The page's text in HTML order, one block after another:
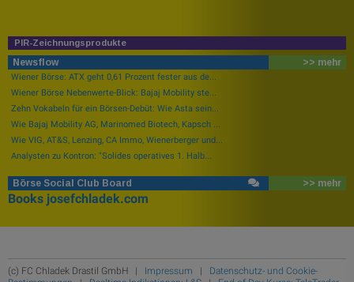
PIR-Zeichnungsprodukte
Newsflow >> mehr
Wiener Börse: ATX geht 0,61 Prozent fester aus de...
Wiener Börse Nebenwerte-Blick: Bajaj Mobility ste...
Zehn Vokabeln für ein Börsen-Debüt: Wie Asta sein...
Wie Bajaj Mobility AG, Marinomed Biotech, Kapsch ...
Wie VIG, AT&S, Lenzing, CA Immo, Wienerberger und...
Analysten zu Kontron: "Solides operatives 1. Halb...
Börse Social Club Board >> mehr
Books josefchladek.com
(c) FC Chladek Drastil GmbH | Impressum | Datenschutz- und Cookie-